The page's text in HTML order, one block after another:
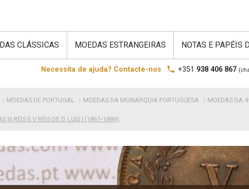
CLÁSSICAS MOEDAS ESTRANGEIRAS NOTAS E PAPÉIS
Necessita de ajuda? Contacte-nos local_phone +351 938 406 867
MOEDAS DE PORTUGAL MOEDAS DA MONARQUIA PORTUGUESA MOEDAS DA
III RÉIS E V RÉIS DE D. LUÍS I (1861‑1889)